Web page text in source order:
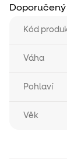
Kód
Váha
Pohlaví
Věk